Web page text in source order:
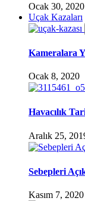
Ocak 30, 2020
Uçak Kazaları
Kameralara
Ocak 8, 2020
Havacılık
Aralık 25,
Sebepleri
Kasım 7, 2020